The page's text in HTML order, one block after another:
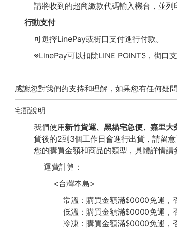
請將收到的超商繳款代碼輸入機台，並列
行動支付
可選擇LinePay或街口支付進行付款。
※LinePay可以扣除LINE POINTS，街口支
感謝您對我們的支持和理解，如果您有任何疑
宅配說明
我們使用新竹貨運、黑貓宅急便、嘉里
貨後的2到3個工作日會進行出貨，請留
您的購買金額和商品的類型，具體詳情請
運費計算：
<台灣本島>
常溫：購買金額滿$0000免運，
低溫：購買金額滿$0000免運，
冷凍：購買金額滿$0000免運，